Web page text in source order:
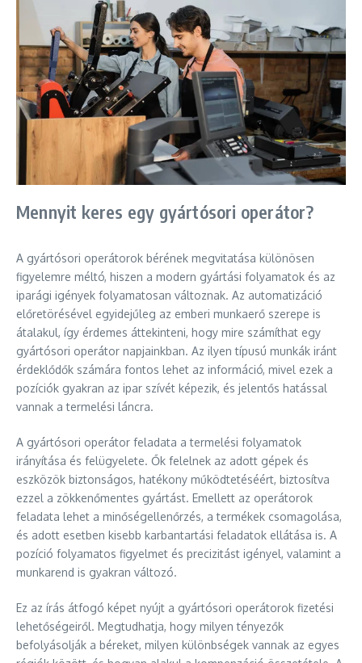
Mennyit keres egy gyártósori operátor?
A gyártósori operátorok bérének megvitatása különösen
figyelemre méltó, hiszen a modern gyártási folyamatok és az
iparági igények folyamatosan változnak. Az automatizáció
előretörésével egyidejűleg az emberi munkaerő szerepe is
átalakul, így érdemes áttekinteni, hogy mire számíthat egy
gyártósori operátor napjainkban. Az ilyen típusú munkák iránt
érdeklődők számára fontos lehet az információ, mivel ezek a
pozíciók gyakran az ipar szívét képezik, és jelentős hatással
vannak a termelési láncra.
A gyártósori operátor feladata a termelési folyamatok
irányítása és felügyelete. Ők felelnek az adott gépek és
eszközök biztonságos, hatékony működtetéséért, biztosítva
ezzel a zökkenőmentes gyártást. Emellett az operátorok
feladata lehet a minőségellenőrzés, a termékek csomagolása,
és adott esetben kisebb karbantartási feladatok ellátása is. A
pozíció folyamatos figyelmet és precizitást igényel, valamint a
munkarend is gyakran változó.
Ez az írás átfogó képet nyújt a gyártósori operátorok fizetési
lehetőségeiről. Megtudhatja, hogy milyen tényezők
befolyásolják a béreket, milyen különbségek vannak az egyes